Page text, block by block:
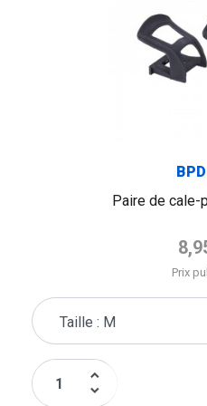
Paire de cale-
Prix
keyboard_arrow_up
keyboard_arrow_down